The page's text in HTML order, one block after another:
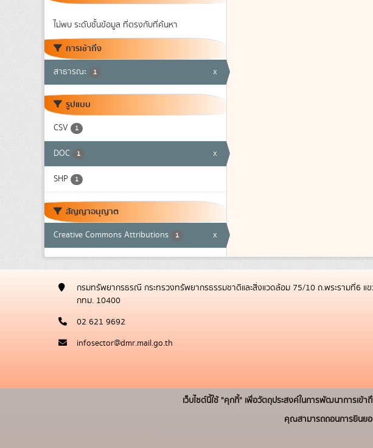
ไม่พบ ระดับชั้นข้อมูล ที่ตรงกับที่ค้นหา
การเข้าถึง
สาธารณะ 1 x
รูปแบบ
CSV 1
DOC 1 x
SHP 1
สัญญาอนุญาต
Creative Commons Attributions 1 x
กรมทรัพยากรธรณี กระทรวงทรัพยากรธรรมชาติและสิ่งแวดล้อม 75/10 ถ.พระรามที่6 แ
กทม. 10400
02 621 9692
infosector@dmr.mail.go.th
เว็บไซต์นี้ใช้ "คุกกี้" เพื่อวัตถุประสงค์ในการพัฒนาการเ
คุณสามารถถอนการยินย